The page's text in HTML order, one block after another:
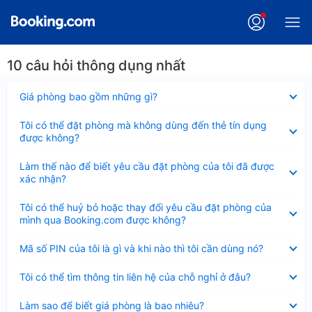
10 câu hỏi thông dụng nhất
Giá phòng bao gồm những gì?
thu
Tôi có thể đặt phòng mà không dùng đến thẻ tín dụng
được không?
thu
gọn
Làm thế nào để biết yêu cầu đặt phòng của tôi đã được
xác nhận?
thu
gọn
Tôi có thể huỷ bỏ hoặc thay đổi yêu cầu đặt phòng của
mình qua Booking.com được không?
thu
gọn
Mã số PIN của tôi là gì và khi nào thì tôi cần dùng nó?
thu
Tôi có thể tìm thông tin liên hệ của chỗ nghỉ ở đâu?
thu
Làm sao để biết giá phòng là bao nhiêu?
thu